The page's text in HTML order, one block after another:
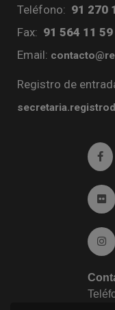
Teléfono: 91 270
Fax: 91 564 11 59
Email:
Registro de
Ir
Ir
Ir